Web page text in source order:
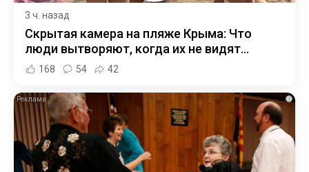
3 ч. назад
Скрытая камера на пляже Крыма: Что
люди вытворяют, когда их не видят...
168 54 42
i